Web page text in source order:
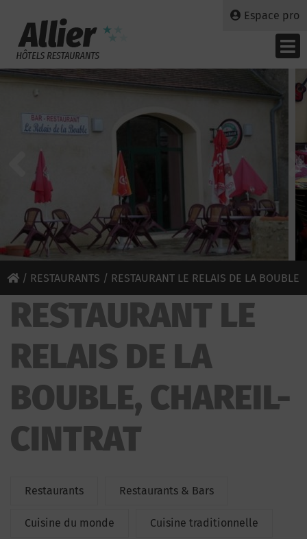
Espace pro
/ RESTAURANTS / RESTAURANT LE RELAIS DE LA BOUBLE
RESTAURANT LE
RELAIS DE LA
BOUBLE, CHAREIL-
CINTRAT
Restaurants Restaurants & Bars
Cuisine du monde Cuisine traditionnelle